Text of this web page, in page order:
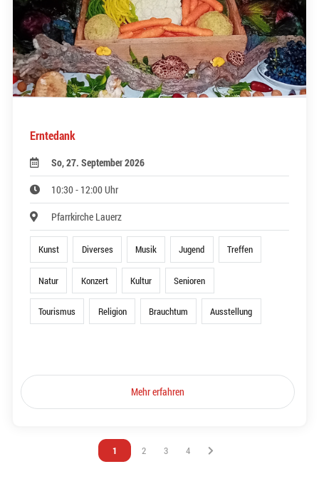
Erntedank
So, 27. September 2026
10:30 - 12:00 Uhr
Pfarrkirche Lauerz
Kunst Diverses Musik Jugend Treffen
Natur Konzert Kultur Senioren
Tourismus Religion Brauchtum Ausstellung
Mehr erfahren
Vous êtes sur la page
1 Vous êtes sur la page
2 Vous êtes sur la page
3 Vous êtes sur la page
4